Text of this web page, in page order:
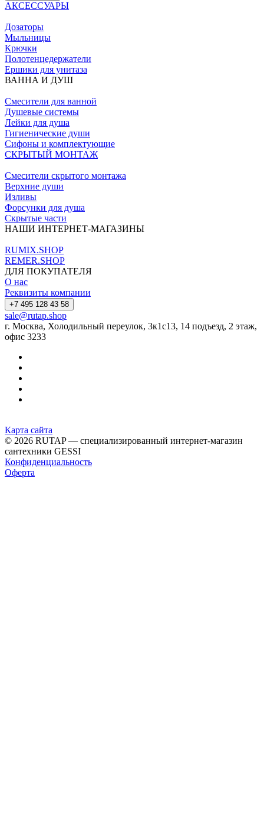
АКСЕССУАРЫ
Дозаторы
Мыльницы
Крючки
Полотенцедержатели
Ершики для унитаза
ВАННА И ДУШ
Смесители для ванной
Душевые системы
Лейки для душа
Гигиенические души
Сифоны и комплектующие
СКРЫТЫЙ МОНТАЖ
Смесители скрытого монтажа
Верхние души
Изливы
Форсунки для душа
Скрытые части
НАШИ ИНТЕРНЕТ-МАГАЗИНЫ
RUMIX.SHOP
REMER.SHOP
ДЛЯ ПОКУПАТЕЛЯ
О нас
Реквизиты компании
+7 495 128 43 58
sale@rutap.shop
г. Москва, Холодильный переулок, 3к1с13, 14 подъезд, 2 этаж,
офис 3233
Карта сайта
© 2026 RUTAP — специализированный интернет-магазин
сантехники GESSI
Конфиденциальность
Оферта